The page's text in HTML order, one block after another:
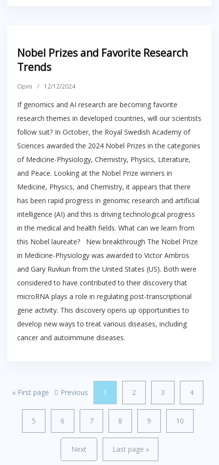
Nobel Prizes and Favorite Research
Trends
Opini / 12/12/2024
If genomics and AI research are becoming favorite
research themes in developed countries, will our scientists
follow suit? In October, the Royal Swedish Academy of
Sciences awarded the 2024 Nobel Prizes in the categories
of Medicine-Physiology, Chemistry, Physics, Literature,
and Peace. Looking at the Nobel Prize winners in
Medicine, Physics, and Chemistry, it appears that there
has been rapid progress in genomic research and artificial
intelligence (AI) and this is driving technological progress
in the medical and health fields. What can we learn from
this Nobel laureate? New breakthrough The Nobel Prize
in Medicine-Physiology was awarded to Victor Ambros
and Gary Ruvkun from the United States (US). Both were
considered to have contributed to their discovery that
microRNA plays a role in regulating post-transcriptional
gene activity. This discovery opens up opportunities to
develop new ways to treat various diseases, including
cancer and autoimmune diseases.
« First page Previous 1 2 3 4
5 6 7 8 9 10
Next Last page »